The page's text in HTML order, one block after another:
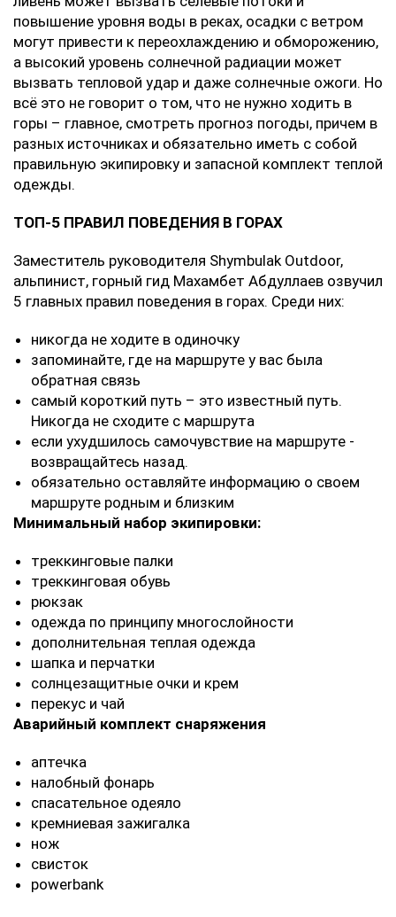
повышение уровня воды в реках, осадки с ветром
могут привести к переохлаждению и обморожению,
а высокий уровень солнечной радиации может
вызвать тепловой удар и даже солнечные ожоги. Но
всё это не говорит о том, что не нужно ходить в
горы – главное, смотреть прогноз погоды, причем в
разных источниках и обязательно иметь с собой
правильную экипировку и запасной комплект теплой
одежды.
ТОП-5 ПРАВИЛ ПОВЕДЕНИЯ В ГОРАХ
Заместитель руководителя Shymbulak Outdoor,
альпинист, горный гид Махамбет Абдуллаев озвучил
5 главных правил поведения в горах. Среди них:
никогда не ходите в одиночку
запоминайте, где на маршруте у вас была
обратная связь
самый короткий путь – это известный путь.
Никогда не сходите с маршрута
если ухудшилось самочувствие на маршруте -
возвращайтесь назад.
обязательно оставляйте информацию о своем
маршруте родным и близким
Минимальный набор экипировки:
треккинговые палки
треккинговая обувь
рюкзак
одежда по принципу многослойности
дополнительная теплая одежда
шапка и перчатки
солнцезащитные очки и крем
перекус и чай
Аварийный комплект снаряжения
аптечка
налобный фонарь
спасательное одеяло
кремниевая зажигалка
нож
свисток
рowerbank